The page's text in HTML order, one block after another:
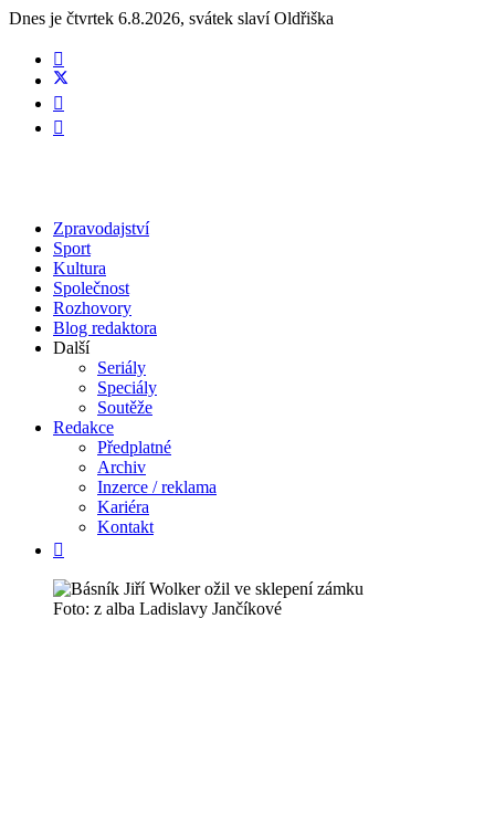
Dnes je čtvrtek 6.8.2026, svátek slavíOldřiška
Zpravodajství
Sport
Kultura
Společnost
Rozhovory
Blog redaktora
Další
Seriály
Speciály
Soutěže
Redakce
Předplatné
Archiv
Inzerce / reklama
Kariéra
Kontakt
Foto: z alba Ladislavy Jančíkové